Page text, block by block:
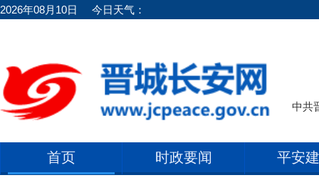
2026年08月10日 今日天气：
中共
首页 时政要闻 平安